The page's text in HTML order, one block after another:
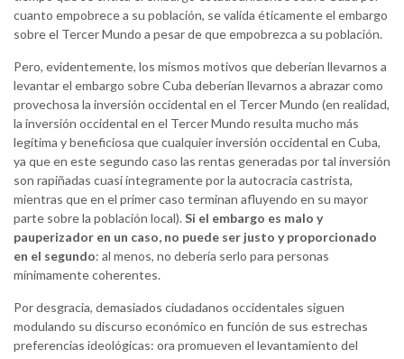
cuanto empobrece a su población, se valida éticamente el embargo
sobre el Tercer Mundo a pesar de que empobrezca a su población.
Pero, evidentemente, los mismos motivos que deberían llevarnos a
levantar el embargo sobre Cuba deberían llevarnos a abrazar como
provechosa la inversión occidental en el Tercer Mundo (en realidad,
la inversión occidental en el Tercer Mundo resulta mucho más
legítima y beneficiosa que cualquier inversión occidental en Cuba,
ya que en este segundo caso las rentas generadas por tal inversión
son rapiñadas cuasi íntegramente por la autocracia castrista,
mientras que en el primer caso terminan afluyendo en su mayor
parte sobre la población local).Si el embargo es malo y
pauperizador en un caso, no puede ser justo y proporcionado
en el segundo: al menos, no debería serlo para personas
mínimamente coherentes.
Por desgracia, demasiados ciudadanos occidentales siguen
modulando su discurso económico en función de sus estrechas
preferencias ideológicas: ora promueven el levantamiento del